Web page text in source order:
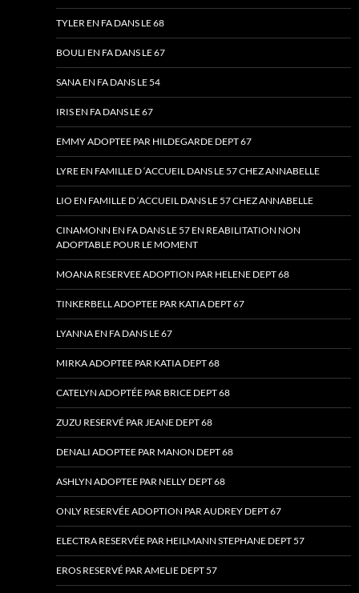
TYLER EN FA DANS LE 68
BOULI EN FA DANS LE 67
SANA EN FA DANS LE 54
IRIS EN FA DANS LE 67
EMMY ADOPTEE PAR HILDEGARDE DEPT 67
LYRE EN FAMILLE D ‘ACCUEIL DANS LE 57 CHEZ ANNABELLE
LIO EN FAMILLE D ‘ACCUEIL DANS LE 57 CHEZ ANNABELLE
CINAMONN EN FA DANS LE 57 EN REABILITATION NON
ADOPTABLE POUR LE MOMENT
MOANA RESERVEE ADOPTION PAR HELENE DEPT 68
TINKERBELL ADOPTEE PAR KATIA DEPT 67
LYANNA EN FA DANS LE 67
MIRKA ADOPTEE PAR KATIA DEPT 68
CATELYN ADOPTÉE PAR BRICE DEPT 68
ZUZU RESERVÉ PAR JEANE DEPT 68
DENALI ADOPTEE PAR MANON DEPT 68
ASHLYN ADOPTEE PAR NELLY DEPT 68
ONLY RESERVÉE ADOPTION PAR AUDREY DEPT 67
ELECTRA RESERVÉE PAR HEILMANN STEPHANE DEPT 57
EROS RESERVÉ PAR AMELIE DEPT 57